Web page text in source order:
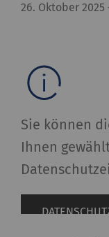
26. Oktober 2025
Sie können
Ihnen